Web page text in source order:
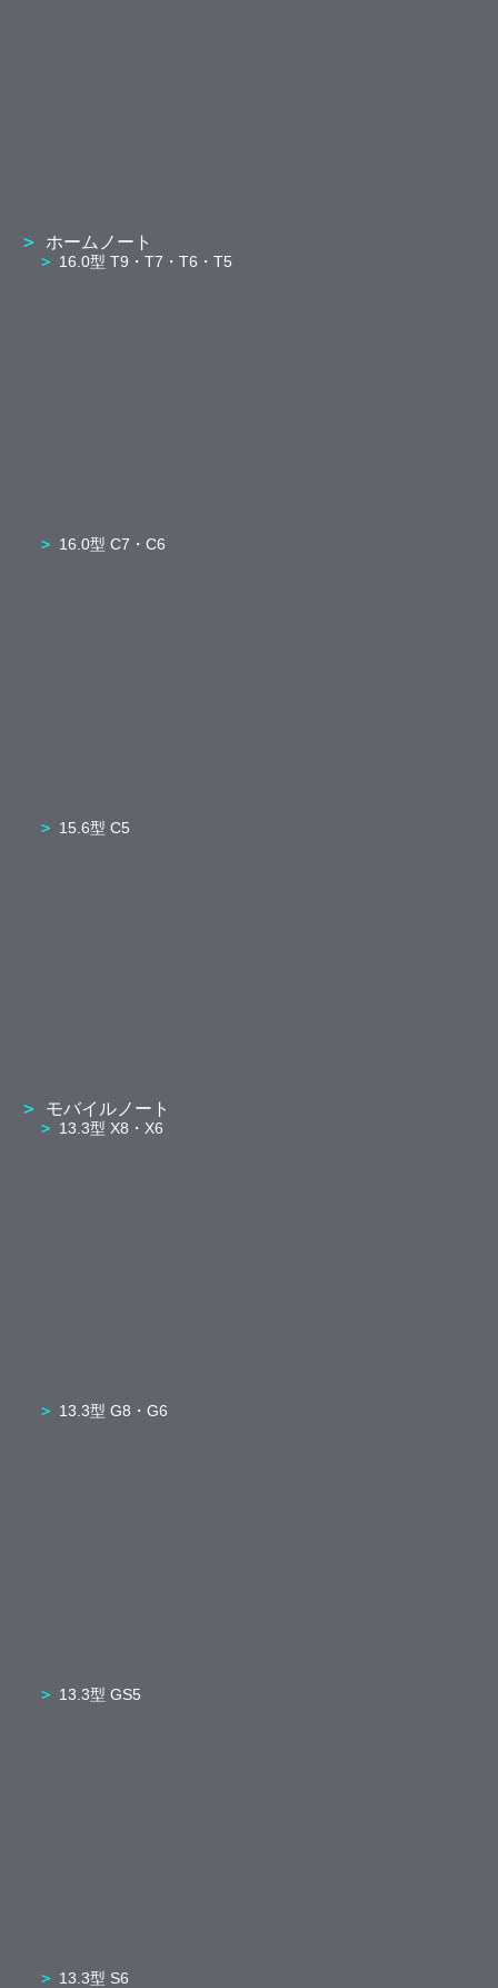
ホームノート
16.0型 T9・T7・T6・T5
16.0型 C7・C6
15.6型 C5
モバイルノート
13.3型 X8・X6
13.3型 G8・G6
13.3型 GS5
13.3型 S6